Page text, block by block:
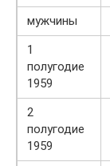
мужчины
1
полугодие
1959
2
полугодие
1959